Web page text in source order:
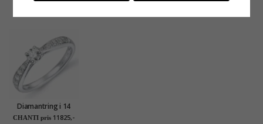
Diamantring i 14
karat hvidguld 0,18 ct
CHANTI pris 11825,-